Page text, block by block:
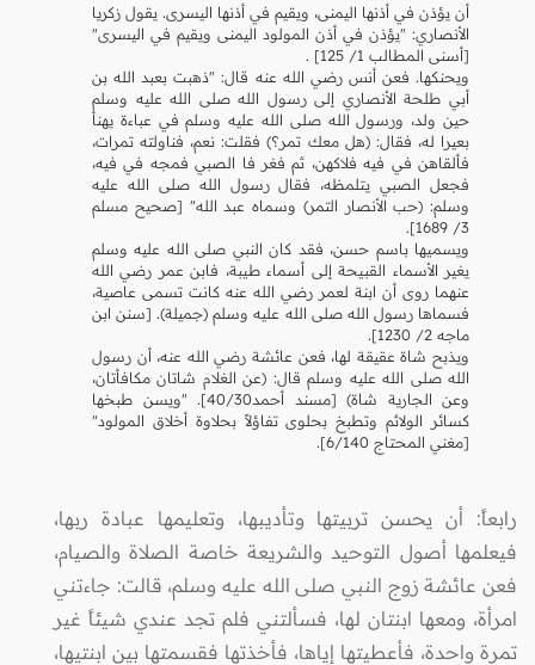
أن يؤذن في أذنها اليمنى، ويقيم في أذنها اليسرى. يقول زكريا
الأنصاري: "يؤذن في أذن المولود اليمنى ويقيم في اليسرى"
[أسنى المطالب 1/ 125] .
ويحنكها. فعن أنس رضي الله عنه قال: "ذهبت بعبد الله بن
أبي طلحة الأنصاري إلى رسول الله صلى الله عليه وسلم
حين ولد، ورسول الله صلى الله عليه وسلم في عباءة يهنأ
بعيرا له، فقال: (هل معك تمر؟) فقلت: نعم، فناولته تمرات،
فألقاهن في فيه فلاكهن، ثم فغر فا الصبي فمجه في فيه،
فجعل الصبي يتلمظه، فقال رسول الله صلى الله عليه
وسلم: (حب الأنصار التمر) وسماه عبد الله" [صحيح مسلم
3/ 1689].
ويسميها باسم حسن، فقد كان النبي صلى الله عليه وسلم
يغير الأسماء القبيحة إلى أسماء طيبة، فابن عمر رضي الله
عنهما روى أن ابنة لعمر رضي الله عنه كانت تسمى عاصية،
فسماها رسول الله صلى الله عليه وسلم (جميلة). [سنن ابن
ماجه 2/ 1230].
ويذبح شاة عقيقة لها، فعن عائشة رضي الله عنه، أن رسول
الله صلى الله عليه وسلم قال: (عن الغلام شاتان مكافأتان،
وعن الجارية شاة) [مسند أحمد40/30]. "ويسن طبخها
كسائر الولائم وتطبخ بحلوى تفاؤلاً بحلاوة أخلاق المولود"
[مغني المحتاج 6/140].
رابعاً: أن يحسن تربيتها وتأديبها، وتعليمها عبادة ربها،
فيعلمها أصول التوحيد والشريعة خاصة الصلاة والصيام،
فعن عائشة زوج النبي صلى الله عليه وسلم، قالت: جاءتني
امرأة، ومعها ابنتان لها، فسألتني فلم تجد عندي شيئاً غير
تمرة واحدة، فأعطيتها إياها، فأخذتها فقسمتها بين ابنتيها،